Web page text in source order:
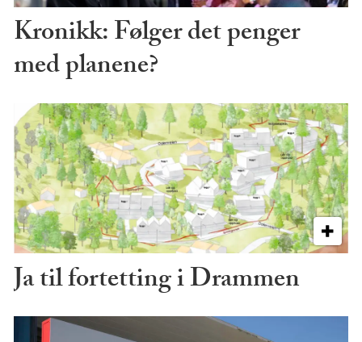
Kronikk: Følger det penger
med planene?
Ja til fortetting i Drammen